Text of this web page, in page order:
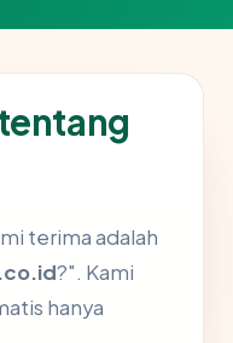
terima adalah
?". Kami
hanya